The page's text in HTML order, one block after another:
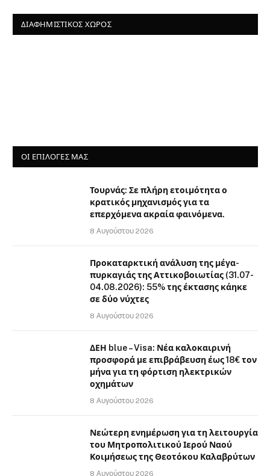
ΔΙΑΦΗΜΙΣΤΙΚΌΣ ΧΏΡΟΣ
ΟΙ ΕΠΙΛΟΓΈΣ ΜΑΣ
Τουρνάς: Σε πλήρη ετοιμότητα ο
κρατικός μηχανισμός για τα
επερχόμενα ακραία φαινόμενα.
8 Αυγούστου 2026
Προκαταρκτική ανάλυση της μέγα-
πυρκαγιάς της Αττικοβοιωτίας (31.07-
04.08.2026): 55% της έκτασης κάηκε
σε δύο νύχτες
8 Αυγούστου 2026
ΔΕΗ blue – Visa: Νέα καλοκαιρινή
προσφορά με επιβράβευση έως 18€ τον
μήνα για τη φόρτιση ηλεκτρικών
οχημάτων
8 Αυγούστου 2026
Νεώτερη ενημέρωση για τη λειτουργία
του Μητροπολιτικού Ιερού Ναού
Κοιμήσεως της Θεοτόκου Καλαβρύτων
8 Αυγούστου 2026